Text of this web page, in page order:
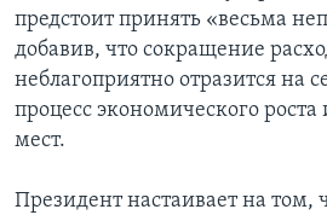
предстоит принять «весьма
добавив, что сокращение
неблагоприятно отразится на
процесс экономического
мест.
Президент настаивает на том,